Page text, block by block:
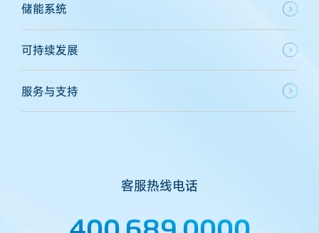
储能系统
可持续发展
服务与支持
客服热线电话